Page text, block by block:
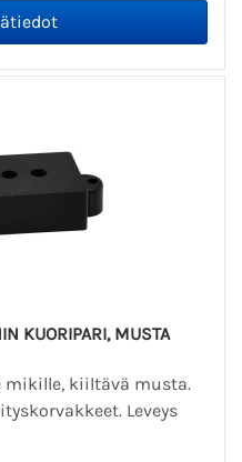
KUORIPARI, MUSTA
mikille, kiiltävä musta.
Leveys